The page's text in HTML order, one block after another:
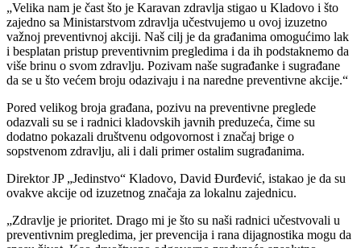
„Velika nam je čast što je Karavan zdravlja stigao u Kladovo i što
zajedno sa Ministarstvom zdravlja učestvujemo u ovoj izuzetno
važnoj preventivnoj akciji. Naš cilj je da građanima omogućimo lak
i besplatan pristup preventivnim pregledima i da ih podstaknemo da
više brinu o svom zdravlju. Pozivam naše sugrađanke i sugrađane
da se u što većem broju odazivaju i na naredne preventivne akcije.“
Pored velikog broja građana, pozivu na preventivne preglede
odazvali su se i radnici kladovskih javnih preduzeća, čime su
dodatno pokazali društvenu odgovornost i značaj brige o
sopstvenom zdravlju, ali i dali primer ostalim sugrađanima.
Direktor JP „Jedinstvo“ Kladovo, David Đurđević, istakao je da su
ovakve akcije od izuzetnog značaja za lokalnu zajednicu.
„Zdravlje je prioritet. Drago mi je što su naši radnici učestvovali u
preventivnim pregledima, jer prevencija i rana dijagnostika mogu da